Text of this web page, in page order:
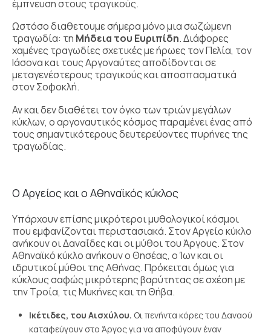
έμπνευση στους τραγικούς.
Ωστόσο διαθετουμε σήμερα μόνο μια σωζώμενη
τραγωδία: τη Μήδεια του Ευριπίδη. Διάφορες
χαμένες τραγωδίες σχετικές με ήρωες τον Πελία, τον
Ιάσονα και τους Αργοναύτες αποδίδονται σε
μεταγενέστερους τραγικούς και αποσπασματικά
στον Σοφοκλή.
Αν και δεν διαθέτει τον όγκο των τριών μεγάλων
κύκλων, ο αργοναυτικός κόσμος παραμένει ένας από
τους σημαντικότερους δευτερεύοντες πυρήνες της
τραγωδίας.
Ο Αργείος και ο Αθηναϊκός κύκλος
Υπάρχουν επίσης μικρότεροι μυθολογικοί κόσμοι
που εμφανίζονται περιστασιακά. Στον Αργείο κύκλο
ανήκουν οι Δαναΐδες και οι μύθοι του Άργους. Στον
Αθηναϊκό κύκλο ανήκουν ο Θησέας, ο Ίων και οι
ιδρυτικοί μύθοι της Αθήνας. Πρόκειται όμως για
κύκλους σαφώς μικρότερης βαρύτητας σε σχέση με
την Τροία, τις Μυκήνες και τη Θήβα.
Ικέτιδες, του Αισχύλου. Οι πενήντα κόρες του Δαναού
καταφεύγουν στο Άργος για να αποφύγουν έναν